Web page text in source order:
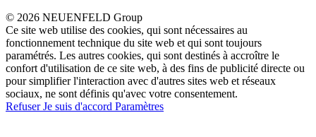
© 2026 NEUENFELD Group
Ce site web utilise des cookies, qui sont nécessaires au
fonctionnement technique du site web et qui sont toujours
paramétrés. Les autres cookies, qui sont destinés à accroître le
confort d'utilisation de ce site web, à des fins de publicité directe ou
pour simplifier l'interaction avec d'autres sites web et réseaux
sociaux, ne sont définis qu'avec votre consentement.
RefuserJe suis d'accord Paramètres